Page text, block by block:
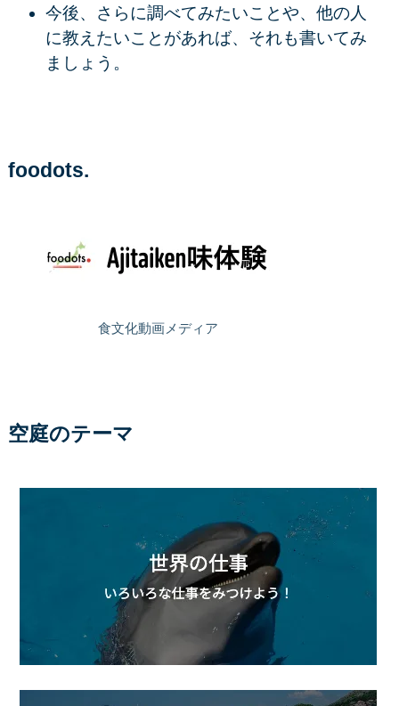
今後、さらに調べてみたいことや、他の人
に教えたいことがあれば、それも書いてみ
ましょう。
foodots.
食文化動画メディア
空庭のテーマ